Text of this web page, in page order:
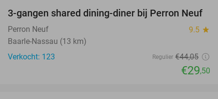
33%
3-gangen shared dining-diner bij Perron Neuf
Perron Neuf 9.5 star
Baarle-Nassau (13 km)
Verkocht: 123
Regulier €44,05
€29,50